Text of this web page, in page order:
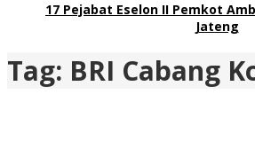
17 Pejabat Eselon II Pemkot
Jateng
Tag: BRI Cabang